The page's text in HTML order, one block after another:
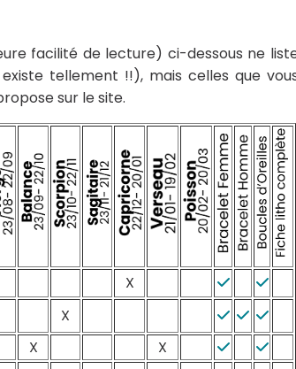
facilité de lecture) ci-dessous ne
tellement !!), mais celles que
sur le site.
X  
X   
X X  